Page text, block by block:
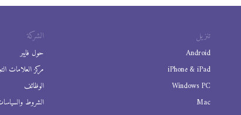
الشركة
حول فايبر
مركز العلامات
الوظائف
الشروط
تنزيل
Android
iPhone & iPad
Windows PC
Mac